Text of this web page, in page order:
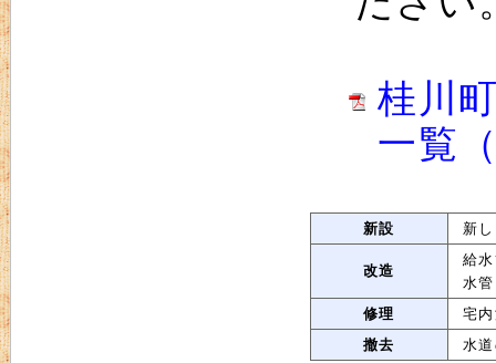
桂川
一覧
新設 新
改造
給
水
修理
宅
撤去
水